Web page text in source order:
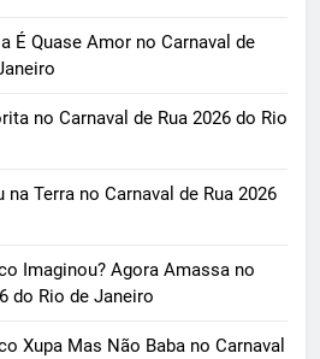
É Quase Amor no Carnaval de
no Carnaval de Rua 2026 do Rio
Terra no Carnaval de Rua 2026
Imaginou? Agora Amassa no
do Rio de Janeiro
Xupa Mas Não Baba no Carnaval